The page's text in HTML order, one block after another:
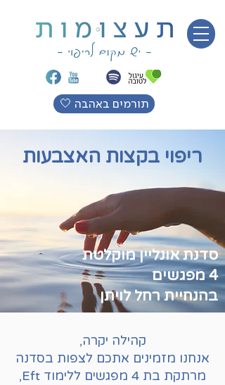
🤍 תורמים באהבה
ריפוי בקצות האצבעות
סדנת אונליין מוקלטת
4 מפגשים
בהנחיית רחל לויתן
קהילה יקרה,
אנחנו מזמינים אתכם לצפות בסדנה
מרתקת בת 4 מפגשים ללימוד Eft,